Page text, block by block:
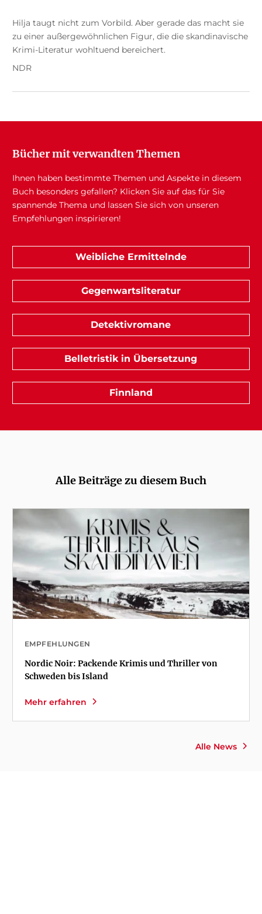
Hilja taugt nicht zum Vorbild. Aber gerade das macht sie
zu einer außergewöhnlichen Figur, die die skandinavische
Krimi-Literatur wohltuend bereichert.
NDR
Bücher mit verwandten Themen
Ihnen haben bestimmte Themen und Aspekte in diesem
Buch besonders gefallen? Klicken Sie auf das für Sie
spannende Thema und lassen Sie sich von unseren
Empfehlungen inspirieren!
Weibliche Ermittelnde
Gegenwartsliteratur
Detektivromane
Belletristik in Übersetzung
Finnland
Alle Beiträge zu diesem Buch
Alle News
EMPFEHLUNGEN
Nordic Noir: Packende Krimis und Thriller von
Schweden bis Island
Mehr erfahren